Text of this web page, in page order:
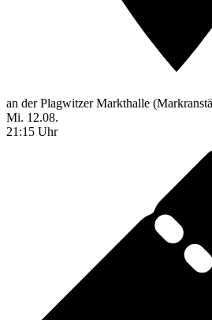
an der Plagwitzer Markthalle
Mi. 12.08.
21:15 Uhr